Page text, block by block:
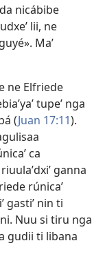
nicábibe
lii, ne
Maʼ
ne Elfriede
tupeʼ nga
(Juan 17:11).
ca
ganna
rúnicaʼ
gastiʼ nin ti
Nuu si tiru nga
gudii ti libana